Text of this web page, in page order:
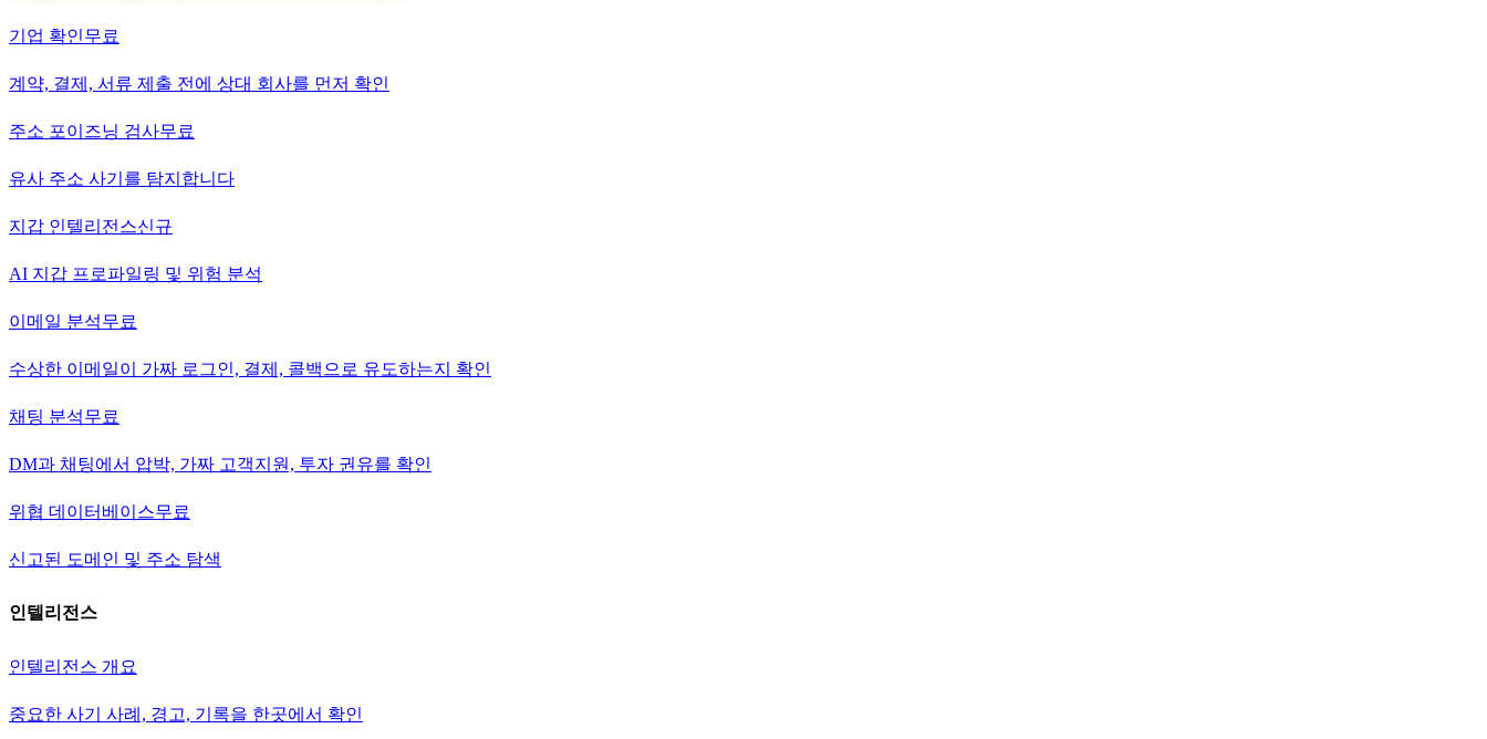
기업 확인무료
계약, 결제, 서류 제출 전에 상대 회사를 먼저 확인
주소 포이즈닝 검사무료
유사 주소 사기를 탐지합니다
지갑 인텔리전스신규
AI 지갑 프로파일링 및 위험 분석
이메일 분석무료
수상한 이메일이 가짜 로그인, 결제, 콜백으로 유도하는지 확인
채팅 분석무료
DM과 채팅에서 압박, 가짜 고객지원, 투자 권유를 확인
위협 데이터베이스무료
신고된 도메인 및 주소 탐색
인텔리전스
인텔리전스 개요
중요한 사기 사례, 경고, 기록을 한곳에서 확인